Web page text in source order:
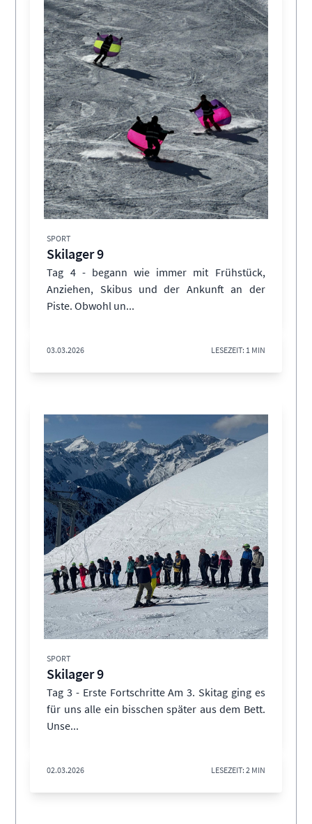
SPORT
Skilager 9
Tag 4 - begann wie immer mit Frühstück,
Anziehen, Skibus und der Ankunft an der
Piste. Obwohl un...
03.03.2026 LESEZEIT: 1 MIN
SPORT
Skilager 9
Tag 3 - Erste Fortschritte Am 3. Skitag ging es
für uns alle ein bisschen später aus dem Bett.
Unse...
02.03.2026 LESEZEIT: 2 MIN